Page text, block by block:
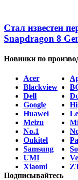
Стал известен
Snapdragon 8
Новинки по
Acer
Blackview
Dell
Google
Huawei
Meizu
No.1
Oukitel
Samsung
UMI
Xiaomi
Подписывайтесь